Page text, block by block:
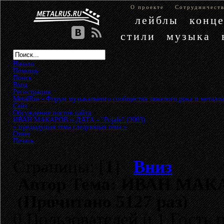
О проекте
лейблы
стили
музыка
Начало
Помощь
Поиск
Вход
Регистрация
MetalRus - Форум музыкального сообщества тяжелого рока и металла
Сайт»
Обсуждение постов сайта»
ИВАН МАКАРОВ и ДАТА - "Pojale" (2003)
« предыдущая тема следующая тема »
Ответ
Печать
Страницы: [1]Вниз
АвторТема: ИВАН
(Прочитано 5127 раз)
0 Пользователей и 1 Гость